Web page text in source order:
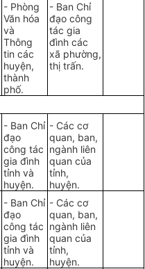
- Phòng
Văn hóa
và
Thông
tin các
huyện,
thành
phố.
- Ban Chỉ
đạo công
tác gia
đình các
xã phường,
thị trấn.
- Ban Chỉ
đạo
công tác
gia đình
tỉnh và
huyện.
- Các cơ
quan, ban,
ngành liên
quan của
tỉnh,
huyện.
- Ban Chỉ
đạo
công tác
gia đình
tỉnh và
huyện.
- Các cơ
quan, ban,
ngành liên
quan của
tỉnh,
huyện.